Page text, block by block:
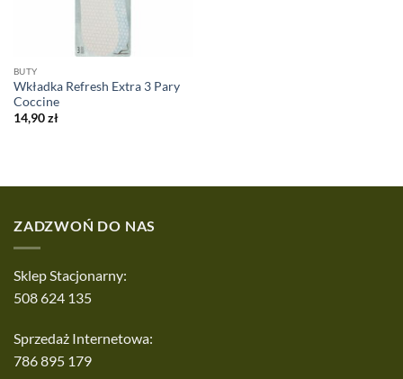
BUTY
Wkładka Refresh Extra 3 Pary
Coccine
14,90zł
ZADZWOŃ DO NAS
Sklep Stacjonarny:
508 624 135
Sprzedaż Internetowa:
786 895 179